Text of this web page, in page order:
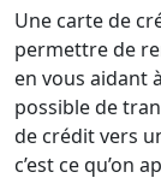
Une carte de
permettre de
en vous aidant
possible de
de crédit vers
c’est ce qu’on